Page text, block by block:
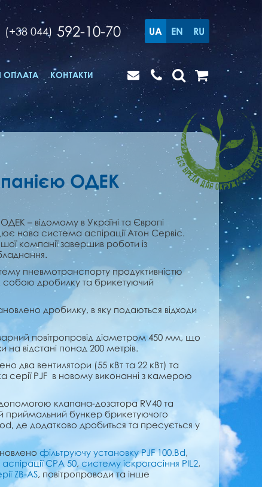
(+38 044) 592-10-70 UA EN RU
ОПЛАТА КОНТАКТИ
ОДЕК
– відомому в Україні та Європі
нова система аспірації Атон Сервіс.
компанії завершив роботи із
пневмотранспорту продуктивністю
собою дробилку та брикетуючий
дробилку, в яку подаються відходи
повітропровід діаметром 450 мм, що
відстані понад 200 метрів.
два вентилятори (55 кВт та 22 кВт) та
серії PJF в новому виконанні з камерою
клапана-дозатора RV40 та
приймальний бункер брикетуючого
де додатково дробиться та пресується у
фільтруючу установку PJF 100.Bd,
CPA 50, систему іскрогасіння PIL2,
ZB-AS, повітропроводи та інше